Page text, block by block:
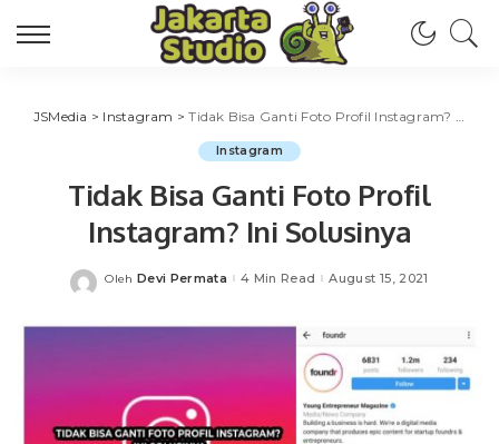
JSMedia > Instagram >Tidak Bisa Ganti Foto Profil Instagram? Ini Solusinya
Instagram
Tidak Bisa Ganti Foto Profil
Instagram? Ini Solusinya
Posted
Oleh Devi Permata 4 Min Read August 15, 2021